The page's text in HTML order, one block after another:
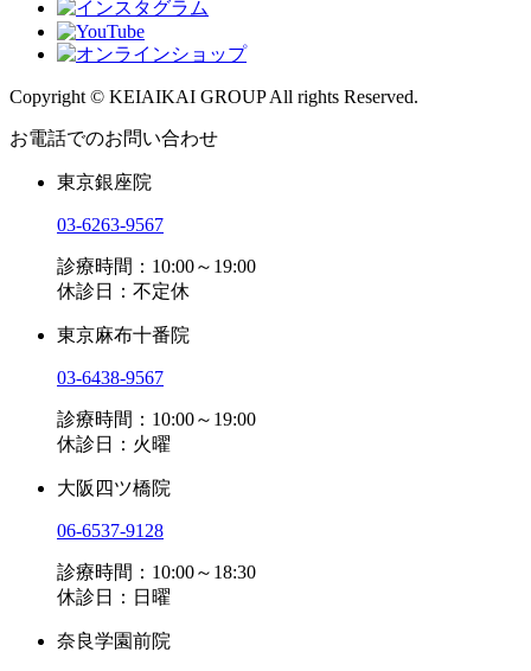
Copyright © KEIAIKAI GROUP All rights Reserved.
お電話でのお問い合わせ
東京銀座院
03-6263-9567
診療時間：10:00～19:00
休診日：不定休
東京麻布十番院
03-6438-9567
診療時間：10:00～19:00
休診日：火曜
大阪四ツ橋院
06-6537-9128
診療時間：10:00～18:30
休診日：日曜
奈良学園前院